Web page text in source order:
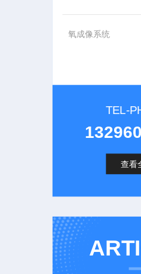
氧成像系统
TEL-
查看